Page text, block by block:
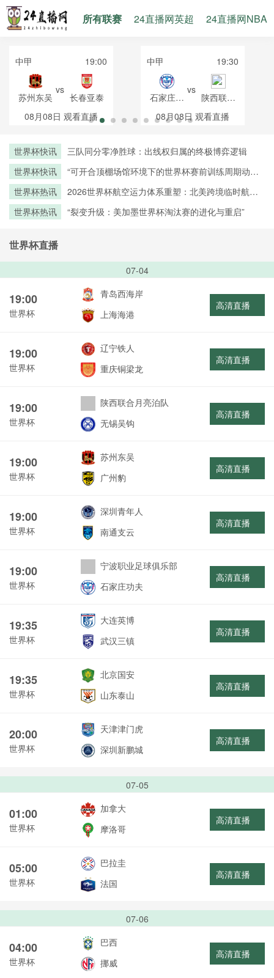
所有联赛 24直播网英超 24直播网NBA
中甲 19:00
苏州东吴
vs
长春亚泰
08月08日 观看直播
中甲 19:30
石家庄功
夫
vs
陕西联合
月亮泊队
08月08日 观看直播
世界杯快讯
三队同分零净胜球：出线权归属的终极博弈逻辑
世界杯快讯
“可开合顶棚场馆环境下的世界杯赛前训练周期动态
世界杯热讯
2026世界杯航空运力体系重塑：北美跨境临时航线
世界杯热讯 “裂变升级：美加墨世界杯淘汰赛的进化与重启”
世界杯直播
07-04
19:00
世界杯
青岛西海岸
上海海港
高清直播
19:00
世界杯
辽宁铁人
重庆铜梁龙
高清直播
19:00
世界杯
陕西联合月亮泊队
无锡吴钩
高清直播
19:00
世界杯
苏州东吴
广州豹
高清直播
19:00
世界杯
深圳青年人
南通支云
高清直播
19:00
世界杯
宁波职业足球俱乐部
石家庄功夫
高清直播
19:35
世界杯
大连英博
武汉三镇
高清直播
19:35
世界杯
北京国安
山东泰山
高清直播
20:00
世界杯
天津津门虎
深圳新鹏城
高清直播
07-05
01:00
世界杯
加拿大
摩洛哥
高清直播
05:00
世界杯
巴拉圭
法国
高清直播
07-06
04:00
世界杯
巴西
挪威
高清直播